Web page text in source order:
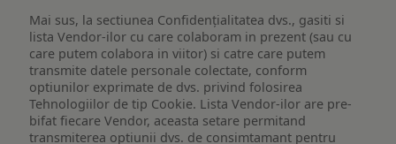
Mai sus, la sectiunea Confidențialitatea dvs., gasiti si
lista Vendor-ilor cu care colaboram in prezent (sau cu
care putem colabora in viitor) si catre care putem
transmite datele personale colectate, conform
optiunilor exprimate de dvs. privind folosirea
Tehnologiilor de tip Cookie. Lista Vendor-ilor are pre-
bifat fiecare Vendor, aceasta setare permitand
transmiterea optiunii dvs. de consimtamant pentru